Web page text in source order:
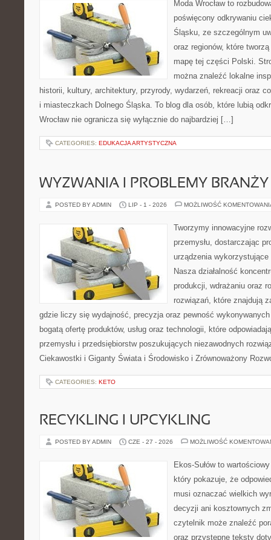
Moda Wrocław to
poświęcony odkrywaniu
Śląsku, ze szczególnym
oraz regionów, które
mapę tej części Polski.
można znaleźć lokalne
historii, kultury, architektury, przyrody, wydarzeń, rekreacji oraz
i miasteczkach Dolnego Śląska. To blog dla osób, które lubią
Wrocław nie ogranicza się wyłącznie do najbardziej […]
CATEGORIES: EDUKACJA ARTYSTYCZNA
WYZWANIA I PROBLEMY BRANŻY
POSTED BY ADMIN LIP - 1 - 2026 MOŻLIWOŚĆ
Tworzymy innowacyjne
przemysłu, dostarczając
urządzenia
Nasza działalność
produkcji, wdrażaniu oraz
rozwiązań, które znajdują
gdzie liczy się wydajność, precyzja oraz pewność
bogatą ofertę produktów, usług oraz technologii, które
przemysłu i przedsiębiorstw poszukujących niezawodnych
Ciekawostki i Giganty Świata i Środowisko i Zrównoważony
CATEGORIES: KETO
RECYKLING I UPCYKLING
POSTED BY ADMIN CZE - 27 - 2026 MOŻLIWOŚĆ
Ekos-Sułów to
który pokazuje, że
musi oznaczać wielkich
decyzji ani kosztownych
czytelnik może znaleźć
oraz przystępne teksty